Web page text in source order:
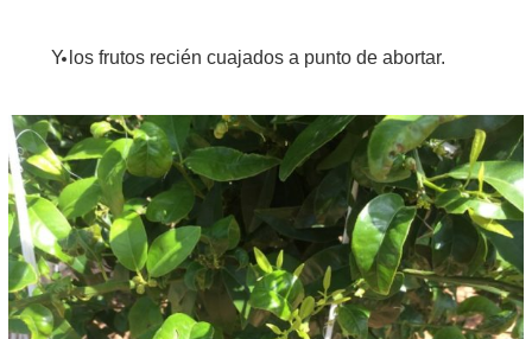
Y los frutos recién cuajados a punto de abortar.